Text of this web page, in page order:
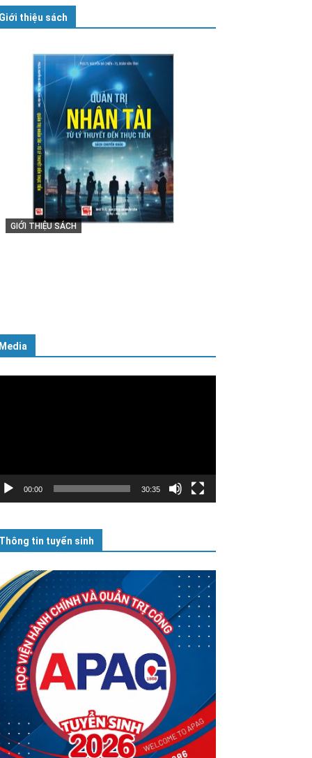
Giới thiệu sách
GIỚI THIỆU SÁCH
Cuốn sách “Tuyệt đối trung thành
với Tổ quốc, với Đảng, Nhà nước
Media
00:00 30:35
Thông tin tuyển sinh